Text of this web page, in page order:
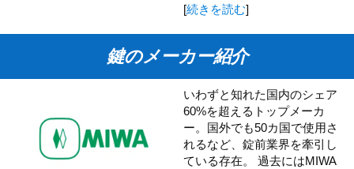
[続きを読む]
鍵のメーカー紹介
いわずと知れた国内のシェア
60%を超えるトップメーカ
ー。国外でも50カ国で使用さ
れるなど、錠前業界を牽引し
ている存在。 過去にはMIWA